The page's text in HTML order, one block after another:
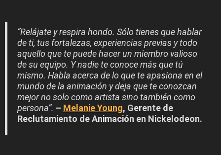
“Relájate y respira hondo. Sólo tienes que hablar
de ti, tus fortalezas, experiencias previas y todo
aquello que te puede hacer un miembro valioso
de su equipo. Y nadie te conoce más que tú
mismo. Habla acerca de lo que te apasiona en el
mundo de la animación y deja que te conozcan
mejor no solo como artista sino también como
persona”. – Melanie Young, Gerente de
Reclutamiento de Animación en Nickelodeon.